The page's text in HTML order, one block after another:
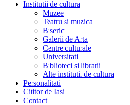
Institutii de cultura
Muzee
Teatru si muzica
Biserici
Galerii de Arta
Centre culturale
Universitati
Biblioteci si librarii
Alte institutii de cultura
Personalitati
Cititor de Iasi
Contact